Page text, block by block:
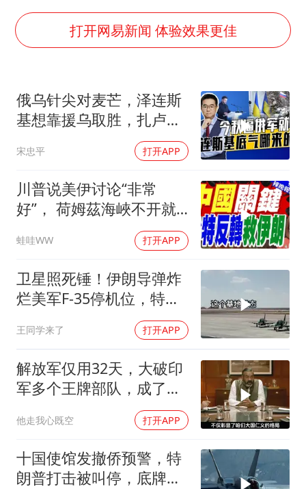
牛津大学一纸声明甩不了锅
香港宏福苑火灾或由烟头引起
直击东北超：哈尔滨vs通辽
36岁男演员成景区NPC后人气爆棚
梁家辉：到内地拍戏不是北上是回归
打开网易新闻 体验效果更佳
俄乌针尖对麦芒，泽连斯
基想靠援乌取胜，扎卢日
宋忠平 打开APP
川普说美伊讨论“非常
好”， 荷姆茲海峽不开就
出重拳｜帅化民.孙大千.
谢寒冰｜辣晚报20260805
蛙哇WW 打开APP
卫星照死锤！伊朗导弹炸
烂美军F-35停机位，特朗
王同学来了 打开APP
解放军仅用32天，大破印
军多个王牌部队，成了印
他走我心既空 打开APP
十国使馆发撤侨预警，特
朗普打击被叫停，底牌将